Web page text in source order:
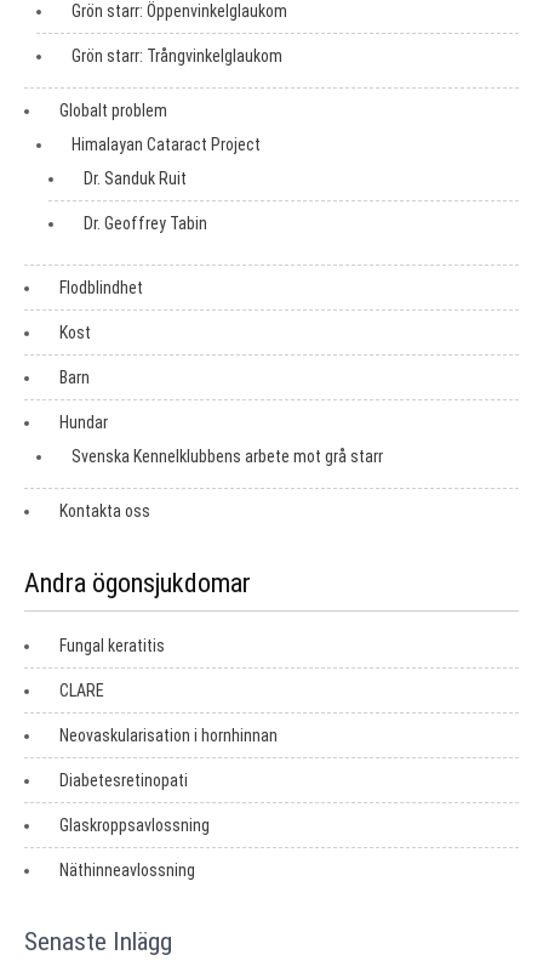
Grön starr: Öppenvinkelglaukom
Grön starr: Trångvinkelglaukom
Globalt problem
Himalayan Cataract Project
Dr. Sanduk Ruit
Dr. Geoffrey Tabin
Flodblindhet
Kost
Barn
Hundar
Svenska Kennelklubbens arbete mot grå starr
Kontakta oss
Andra ögonsjukdomar
Fungal keratitis
CLARE
Neovaskularisation i hornhinnan
Diabetesretinopati
Glaskroppsavlossning
Näthinneavlossning
Senaste Inlägg